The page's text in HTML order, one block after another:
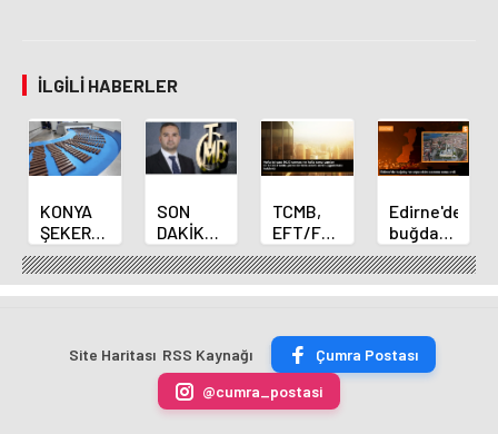
İLGILI HABERLER
KONYA
ŞEKER
YILLIK 7
BİN 500
TON
ÜRETİLECEK
SON
DAKİKA
HABERİ:
Yeni
Merkez
Fatih
Karahan
oldu
TCMB,
EFT/FAST
işlemleri
için
fazla
uygulamasını
kaldırdı
Edirne'de
buğday
ve arpa
ekim
sezonu
erdi
Site Haritası RSS Kaynağı
Çumra Postası
@cumra_postasi